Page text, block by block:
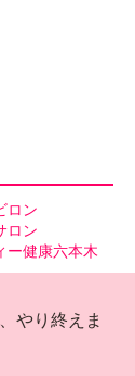
ロン
ロン
ー健康六本木
やり終えま